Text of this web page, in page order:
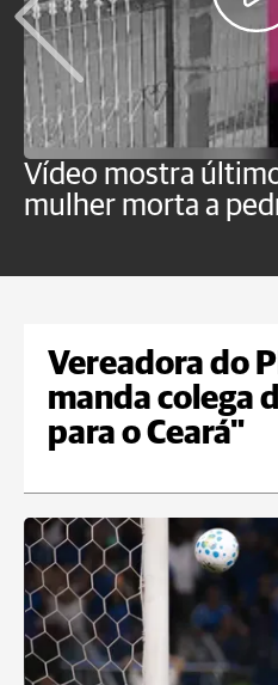
Vídeo mostra
mulher morta a
Vereadora do
manda colega
para o Ceará"